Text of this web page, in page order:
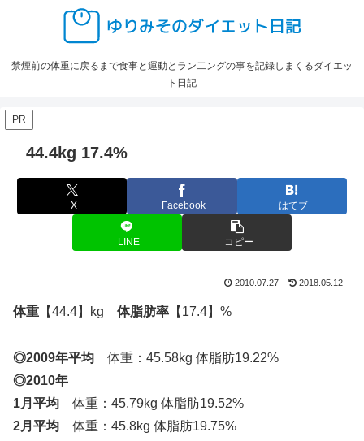
禁煙前の体重に戻るまで食事と運動とラン二ングの事を記録しまくるダイエッ
ト日記
PR
44.4kg 17.4%
X Facebook はてブ
LINE コピー
2010.07.27 2018.05.12
体重 【44.4】kg 体脂肪率 【17.4】%
◎2009年平均 体重：45.58kg 体脂肪19.22%
◎2010年
1月平均 体重：45.79kg 体脂肪19.52%
2月平均 体重：45.8kg 体脂肪19.75%